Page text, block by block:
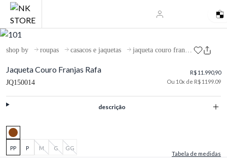
shop by roupas casacos e jaquetas jaqueta couro franjas rafa
Jaqueta Couro Franjas Rafa
JQ150014
R$ 11.990,90
Ou 10x de R$ 1199.09
descrição
PP P M G
GG
Tabela de medidas